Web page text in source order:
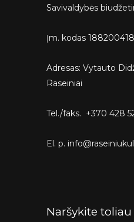
Savivaldybės
Įm. kodas 188200418
Adresas: Vytauto
Raseiniai
Tel./faks. +370 428
El. p.
Naršykite toliau